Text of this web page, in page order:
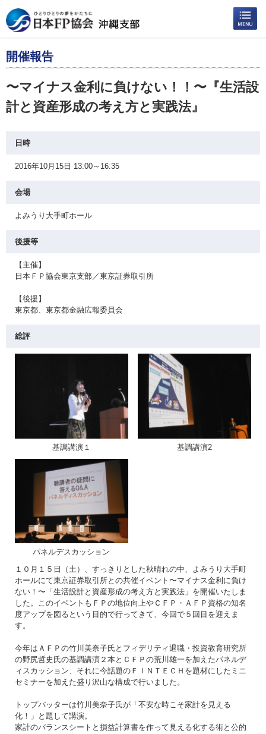
開催報告
〜マイナス金利に負けない！！〜『生活設
計と資産形成の考え方と実践法』
日時
2016年10月15日 13:00～16:35
会場
よみうり大手町ホール
後援等
【主催】
日本ＦＰ協会東京支部／東京証券取引所
【後援】
東京都、東京都金融広報委員会
総評
基調講演１ 基調講演2
パネルデスカッション
１０月１５日（土）、すっきりとした秋晴れの中、よみうり大手町
ホールにて東京証券取引所との共催イベント〜マイナス金利に負け
ない！〜「生活設計と資産形成の考え方と実践法」を開催いたしま
した。このイベントもＦＰの地位向上やＣＦＰ・ＡＦＰ資格の知名
度アップを図るという目的で行ってきて、今回で５回目を迎えま
す。
今年はＡＦＰの竹川美奈子氏とフィデリティ退職・投資教育研究所
の野尻哲史氏の基調講演２本とＣＦＰの荒川雄一を加えたパネルデ
ィスカッション、それに今話題のＦＩＮＴＥＣＨを題材にしたミニ
セミナーを加えた盛り沢山な構成で行いました。
トップバッターは竹川美奈子氏が「不安な時こそ家計を見える
化！」と題して講演。
家計のバランスシートと損益計算書を作って見える化する術と公的